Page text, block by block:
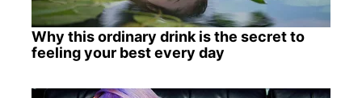
Why this ordinary drink is the secret to
feeling your best every day